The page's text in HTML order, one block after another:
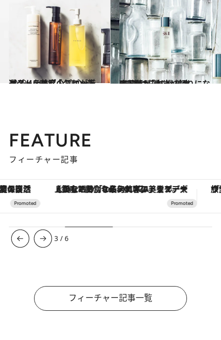
2018.10.4
ベスト・オブ・リピートコスメ 2018 「クレンジング」を美容のプロが厳選
ビューティ＆ヘルス 2017.3.7
齋藤薫が選ぶ化粧水BEST12「本当に頼りになる1本はこれ！」
ビューティ＆ヘルス
FEATURE
フィーチャー記事
【銀座で出合う最旬美容】美髪ケアや上質な眠り…セルフケアのアップデートから、特別な名入れギフトまで。大人のための「ReFa GINZA」クルーズ ヴァシュロン・コンス
3 /6
フィーチャー記事一覧